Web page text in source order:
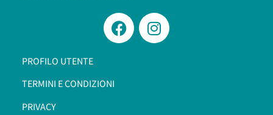
PROFILO UTENTE
TERMINI E CONDIZIONI
PRIVACY